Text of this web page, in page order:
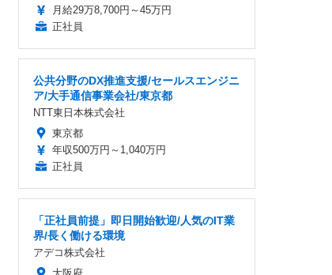
月給29万8,700円～45万円
正社員
公共分野のDX推進支援/セールスエンジニ
ア/大手通信事業会社/東京都
NTT東日本株式会社
東京都
年収500万円～1,040万円
正社員
「正社員前提」即日開始歓迎/人気のIT業
界/長く働ける環境
アデコ株式会社